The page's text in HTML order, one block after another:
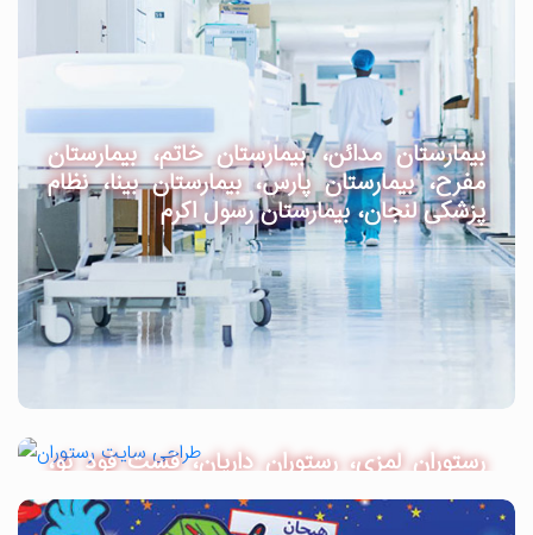
بیمارستان مدائن، بیمارستان خاتم، بیمارستان
مفرح، بیمارستان پارس، بیمارستان بینا، نظام
پزشکی لنجان، بیمارستان رسول اکرم
رستوران لمزی، رستوران داریان، فست فود نو،
کافه لمزی، کافه میلان